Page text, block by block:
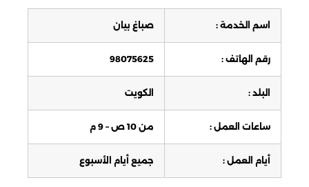
اسم الخدمة : صباغ بيان
رقم الهاتف : 98075625
البلد : الكويت
ساعات العمل : من 10 ص – 9 م
أيام العمل : جميع أيام الأسبوع